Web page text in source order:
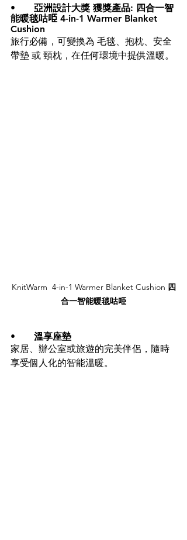
亞洲設計大獎 獲獎產品: 四合一智
能暖毯咕𠱸 4-in-1 Warmer Blanket
Cushion
旅行必備，可變換為 毛毯、抱枕、安全
帶墊 或 頸枕，在任何環境中提供溫暖。
KnitWarm 4-in-1 Warmer Blanket Cushion 四
合一智能暖毯咕𠱸
溫享座墊
家居、辦公室或旅遊的完美伴侶，隨時
享受個人化的智能溫暖。